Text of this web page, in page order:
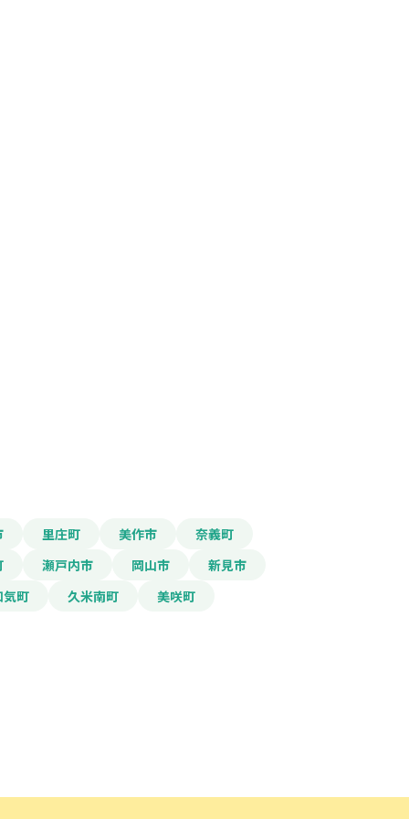
里庄町 美作市
奈義町
瀬戸内市 岡山市
新見市
気町
久米南町 美咲町
」ボタンを押下した時点
に同意したものとみな